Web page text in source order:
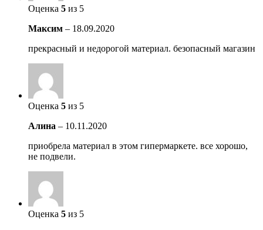
Оценка 5 из 5
Максим – 18.09.2020
прекрасный и недорогой материал. безопасный магазин
Оценка 5 из 5
Алина – 10.11.2020
приобрела материал в этом гипермаркете. все хорошо,
не подвели.
Оценка 5 из 5